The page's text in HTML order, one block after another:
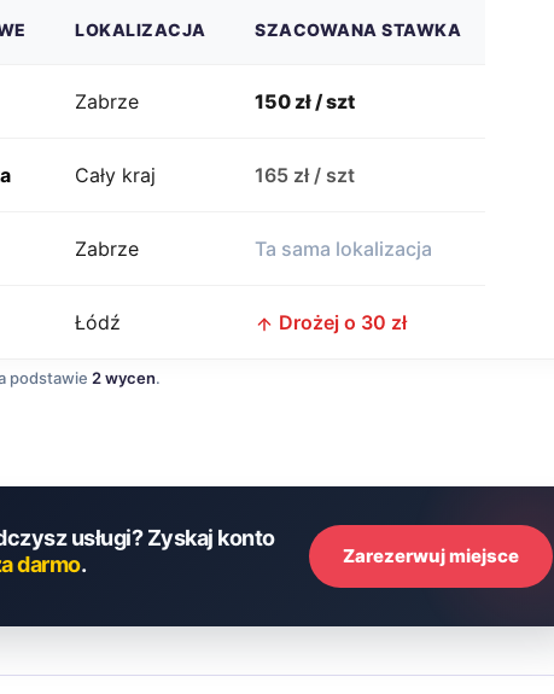
LOKALIZACJA SZACOWANA STAWKA
Zabrze 150 zł / szt
Cały kraj 165 zł / szt
Zabrze Ta sama lokalizacja
Łódź Drożej o 30 zł
podstawie 2 wycen.
usługi? Zyskaj konto
darmo. Zarezerwuj miejsce